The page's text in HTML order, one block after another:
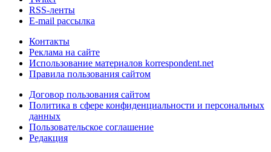
RSS-ленты
E-mail рассылка
Контакты
Реклама на сайте
Использование материалов korrespondent.net
Правила пользования сайтом
Договор пользования сайтом
Политика в сфере конфиденциальности и персональных
данных
Пользовательское соглашение
Редакция